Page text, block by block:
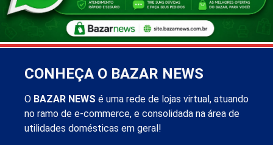
CONHEÇA O BAZAR NEWS
O BAZAR NEWS é uma rede de lojas virtual, atuando
no ramo de e-commerce, e consolidada na área de
utilidades domésticas em geral!